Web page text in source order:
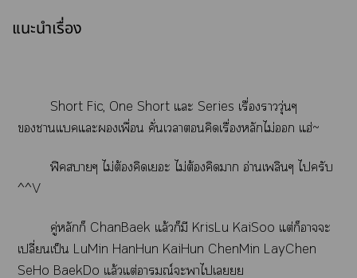
แนะนำเรื่อง
Short Fic, One Short แะ Series เรื่องาวุ่นๆ
าแคแะเพื่อน คั่นเาคิดเรื่องหลักไม่ แฮ่~
ฟิคาๆ ไม่ต้องคิดเะ ไม่ต้องคิดา อ่านเพลินๆ ไครับ
^^V
คู่หลักก็ ChanBaek แล้วก็มี KrisLu KaiSoo แต่ก็าะ
เปลี่ยนเป็น LuMin HanHun KaiHun ChenMin LayChen
SeHo BaekDo แล้วแต่อารมณ์ะาไเยย